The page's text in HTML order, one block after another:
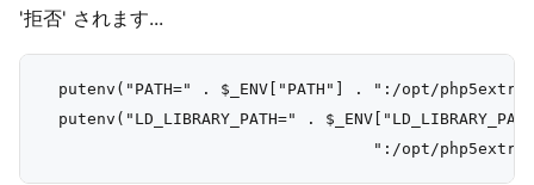
'拒否' されます...
putenv("PATH=" . $_ENV["PATH"] . ":/opt/
putenv("LD_LIBRARY_PATH=" .